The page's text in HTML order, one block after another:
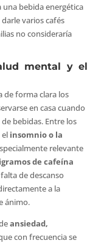
bebida energética
varios cafés
no consideraría
mental y el
de forma clara los
en casa cuando
bebidas. Entre los
insomnio o la
relevante
de cafeína
de descanso
a la
ánimo.
ansiedad,
con frecuencia se